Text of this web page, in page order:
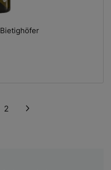
Grauburgunder Gutswein QW Bietighöfer
2